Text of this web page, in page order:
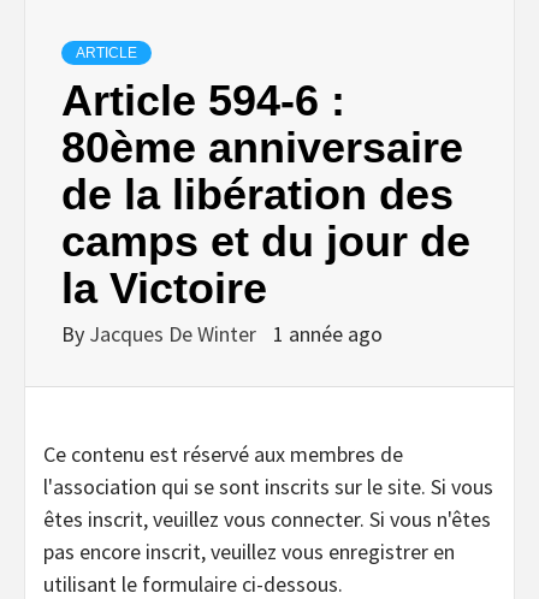
ARTICLE
Article 594-6 :
80ème anniversaire
de la libération des
camps et du jour de
la Victoire
By Jacques De Winter 1 année ago
Ce contenu est réservé aux membres de
l'association qui se sont inscrits sur le site. Si vous
êtes inscrit, veuillez vous connecter. Si vous n'êtes
pas encore inscrit, veuillez vous enregistrer en
utilisant le formulaire ci-dessous.